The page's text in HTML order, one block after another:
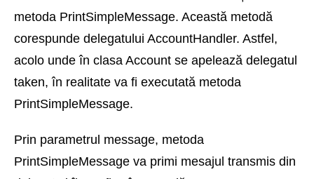
metoda PrintSimpleMessage. Această metodă
corespunde delegatului AccountHandler. Astfel,
acolo unde în clasa Account se apelează delegatul
taken, în realitate va fi executată metoda
PrintSimpleMessage.
Prin parametrul message, metoda
PrintSimpleMessage va primi mesajul transmis din